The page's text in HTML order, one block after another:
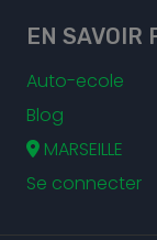
EN SAVOIR
Auto-ecole
Blog
MARSEILLE
Se connecter